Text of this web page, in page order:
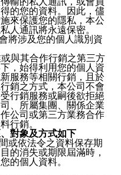
的您的資料。因此，儘
來保護您的隱私，本公
人通訊將永遠保密。
將涉及您的個人識別資
與其合作行銷之第三方
，始得利用您的個人資
服務等相關行銷，且於
銷之方式，本公司不會
行銷服務或嗣後欲拒絕
、所屬集團、關係企業
公司或第三方業務合作
行銷。
對象及方式如下
或依法令之資料保存期
的消失或期限屆滿時，
的個人資料。